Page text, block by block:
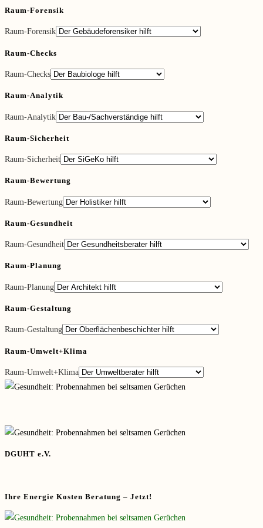
Raum-Forensik
Raum-Forensik
Raum-Checks
Raum-Checks
Raum-Analytik
Raum-Analytik
Raum-Sicherheit
Raum-Sicherheit
Raum-Bewertung
Raum-Bewertung
Raum-Gesundheit
Raum-Gesundheit
Raum-Planung
Raum-Planung
Raum-Gestaltung
Raum-Gestaltung
Raum-Umwelt+Klima
Raum-Umwelt+Klima
DGUHT e.V.
Ihre Energie Kosten Beratung – Jetzt!